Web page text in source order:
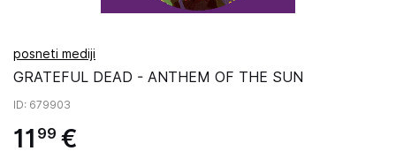
posneti mediji
GRATEFUL DEAD - ANTHEM OF THE SUN
ID: 679903
11 99 €